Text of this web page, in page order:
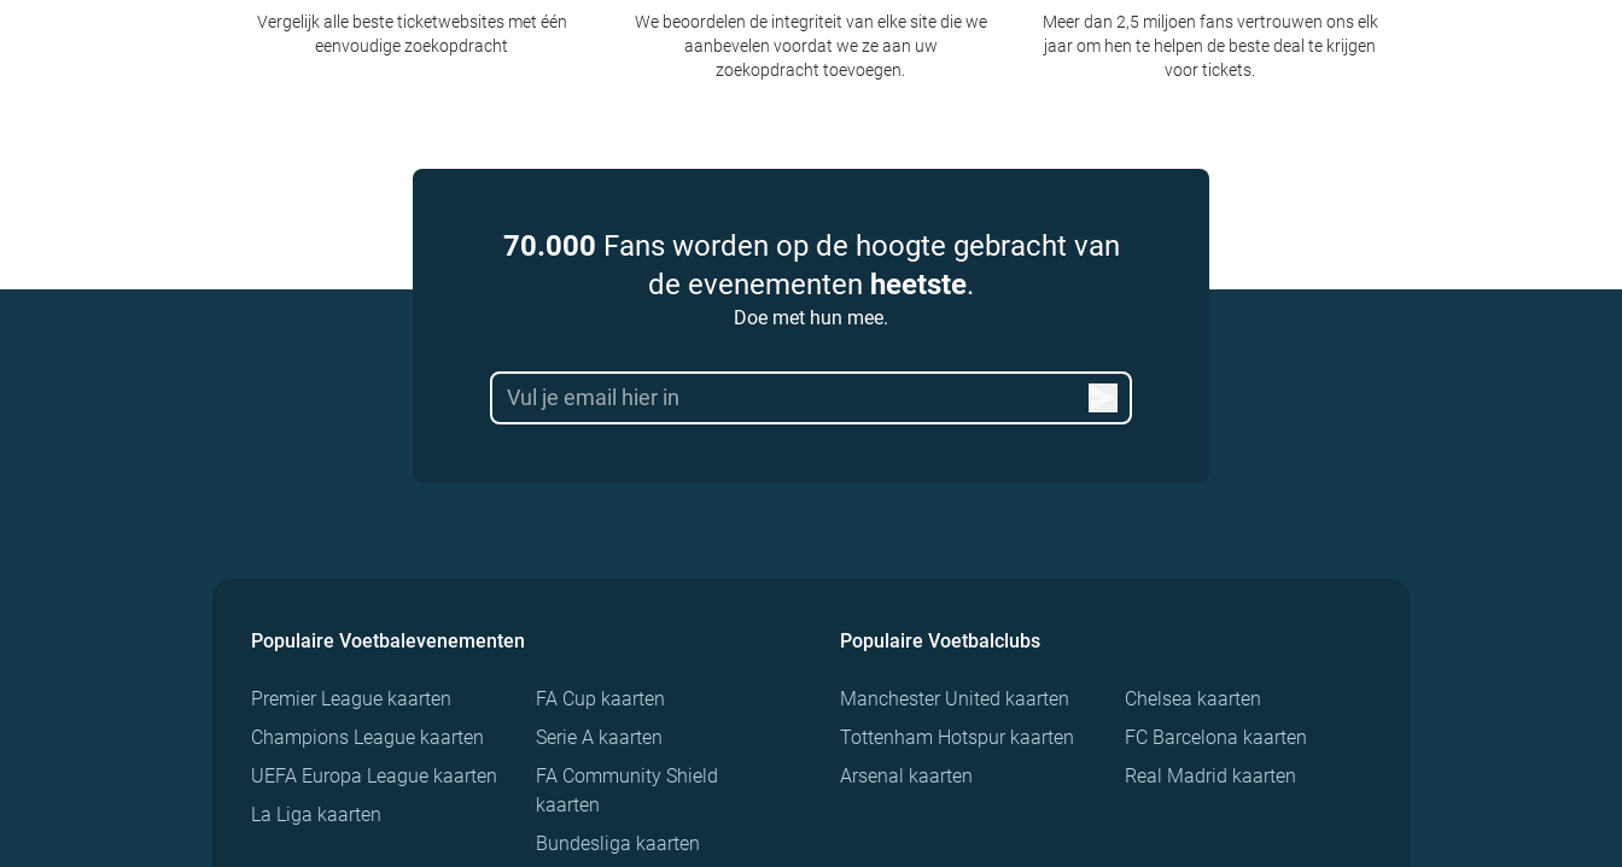
We beoordelen de integriteit van elke site die we
aanbevelen voordat we ze aan uw
zoekopdracht toevoegen.
Vergelijk alle beste ticketwebsites met één
eenvoudige zoekopdracht
Meer dan 2,5 miljoen fans vertrouwen ons elk
jaar om hen te helpen de beste deal te krijgen
voor tickets.
70.000 Fans worden op de hoogte gebracht van
de evenementen heetste.
Doe met hun mee.
Populaire Voetbalevenementen
Premier League kaarten
Champions League kaarten
UEFA Europa League kaarten
La Liga kaarten
FA Cup kaarten
Serie A kaarten
FA Community Shield
kaarten
Bundesliga kaarten
Populaire Voetbalclubs
Manchester United kaarten
Tottenham Hotspur kaarten
Arsenal kaarten
Chelsea kaarten
FC Barcelona kaarten
Real Madrid kaarten